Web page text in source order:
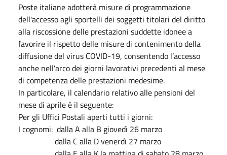
Poste italiane adotterà misure di programmazione
dell'accesso agli sportelli dei soggetti titolari del diritto
alla riscossione delle prestazioni suddette idonee a
favorire il rispetto delle misure di contenimento della
diffusione del virus COVID-19, consentendo l’accesso
anche nell'arco dei giorni lavorativi precedenti al mese
di competenza delle prestazioni medesime.
In particolare, il calendario relativo alle pensioni del
mese di aprile è il seguente:
Per gli Uffici Postali aperti tutti i giorni:
I cognomi: dalla A alla B giovedì 26 marzo
dalla C alla D venerdì 27 marzo